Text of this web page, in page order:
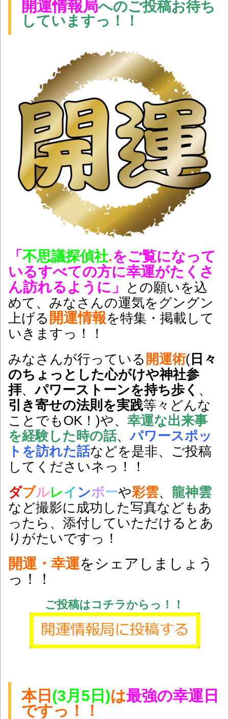
開運情報局へのご投稿お待ち
していますっ！！
「 不思議探偵社.をご覧になって
いるすべての方に幸運がたくさ
ん訪れるように」
との願いを込
めて、みなさんの運気をグングン
上げる 開運情報を特集・掲載して
いきますっ！！
みなさんが行っている 開運術( 日々
のちょっとした心がけや神社参
拝、パワーストーンを持ち歩く 、
引き寄せの法則を実践等々どんな
ことでもOK！)や、 幸運な出来事
を経験した時の話、パワースポッ
トを訪れた話などを是非、ご投稿
してくださいネっ！！
ダブルレイ ンボーや彩雲、 龍神雲
など撮影に成功した写真などもあ
ったら、添付していただけるとあ
りがたいですっ！
開運・幸運をシェアしましょう
っ！！
ご投稿はコチラからっ！！
本日 (3月5日)は最強の幸運日
ですっ！！